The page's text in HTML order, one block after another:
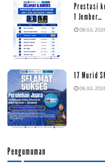
Prestasi
1 Jember…
08 JUL
17 Murid
06 JUL
Pengumuman